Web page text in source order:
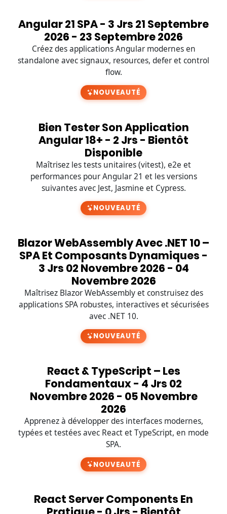
Angular 21 SPA - 3 Jrs 21 Septembre
2026 - 23 Septembre 2026
Créez des applications Angular modernes en
standalone avec signaux, resources, defer et control
flow.
NOUVEAUTÉ
Bien Tester Son Application
Angular 18+ - 2 Jrs - Bientôt
Disponible
Maîtrisez les tests unitaires (vitest), e2e et
performances pour Angular 21 et les versions
suivantes avec Jest, Jasmine et Cypress.
NOUVEAUTÉ
Blazor WebAssembly Avec .NET 10 –
SPA Et Composants Dynamiques -
3 Jrs 02 Novembre 2026 - 04
Novembre 2026
Maîtrisez Blazor WebAssembly et construisez des
applications SPA robustes, interactives et sécurisées
avec .NET 10.
NOUVEAUTÉ
React & TypeScript – Les
Fondamentaux - 4 Jrs 02
Novembre 2026 - 05 Novembre
2026
Apprenez à développer des interfaces modernes,
typées et testées avec React et TypeScript, en mode
SPA.
NOUVEAUTÉ
React Server Components En